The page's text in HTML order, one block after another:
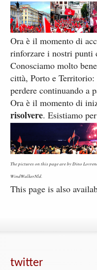
Ora è il momento di
rinforzare i nostri punti
Conosciamo molto
città, Porto e
perdere continuando a
Ora è il momento di
risolvere. Esistiamo
The pictures on this page are by Dino
WindWalkerNld.
This page is also
twitter